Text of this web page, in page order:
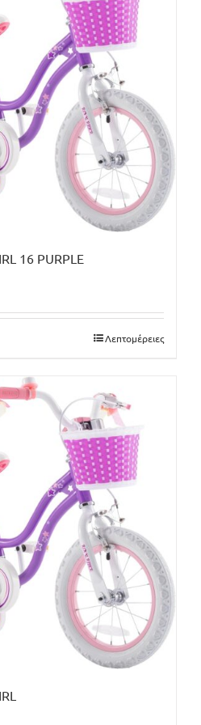
16 PURPLE
Λεπτομέρειες